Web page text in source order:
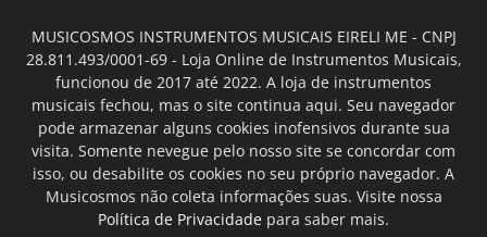
MUSICOSMOS INSTRUMENTOS MUSICAIS EIRELI ME - CNPJ
28.811.493/0001-69 - Loja Online de Instrumentos Musicais,
funcionou de 2017 até 2022. A loja de instrumentos
musicais fechou, mas o site continua aqui. Seu navegador
pode armazenar alguns cookies inofensivos durante sua
visita. Somente nevegue pelo nosso site se concordar com
isso, ou desabilite os cookies no seu próprio navegador. A
Musicosmos não coleta informações suas. Visite nossa
Política de Privacidade para saber mais.